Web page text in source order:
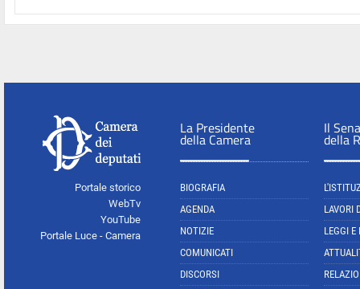
Portale storico
WebTv
YouTube
Portale Luce - Camera
La Presidente
della Camera
BIOGRAFIA
AGENDA
NOTIZIE
COMUNICATI
DISCORSI
Il
della
LAVORI
LEGGI E